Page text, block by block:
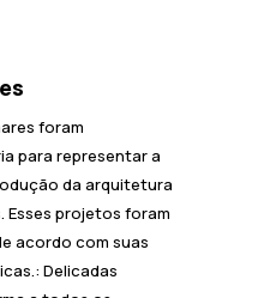
foram
para representar a
da arquitetura
Esses projetos foram
acordo com suas
Delicadas